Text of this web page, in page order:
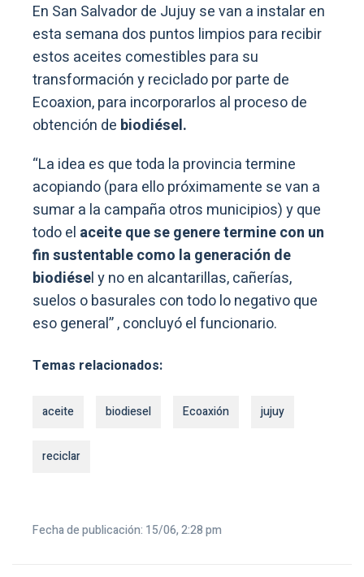
En San Salvador de Jujuy se van a instalar en
esta semana dos puntos limpios para recibir
estos aceites comestibles para su
transformación y reciclado por parte de
Ecoaxion, para incorporarlos al proceso de
obtención de biodiésel.
“La idea es que toda la provincia termine
acopiando (para ello próximamente se van a
sumar a la campaña otros municipios) y que
todo el aceite que se genere termine con un
fin sustentable como la generación de
biodiésel y no en alcantarillas, cañerías,
suelos o basurales con todo lo negativo que
eso general” , concluyó el funcionario.
Temas relacionados:
aceite biodiesel Ecoaxión jujuy
reciclar
Fecha de publicación: 15/06, 2:28 pm